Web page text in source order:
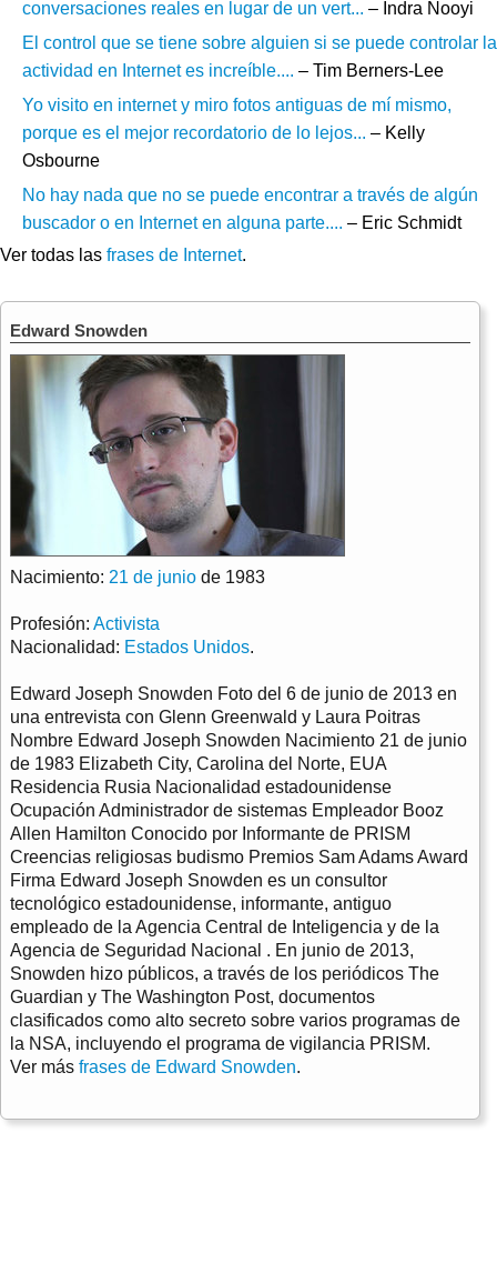
conversaciones reales en lugar de un vert... – Indra Nooyi
El control que se tiene sobre alguien si se puede controlar la
actividad en Internet es increíble.... – Tim Berners-Lee
Yo visito en internet y miro fotos antiguas de mí mismo,
porque es el mejor recordatorio de lo lejos... – Kelly
Osbourne
No hay nada que no se puede encontrar a través de algún
buscador o en Internet en alguna parte.... – Eric Schmidt
Ver todas las frases de Internet.
Edward Snowden
Nacimiento: 21 de junio de 1983
Profesión: Activista
Nacionalidad: Estados Unidos.
Edward Joseph Snowden Foto del 6 de junio de 2013 en
una entrevista con Glenn Greenwald y Laura Poitras
Nombre Edward Joseph Snowden Nacimiento 21 de junio
de 1983 Elizabeth City, Carolina del Norte, EUA
Residencia Rusia Nacionalidad estadounidense
Ocupación Administrador de sistemas Empleador Booz
Allen Hamilton Conocido por Informante de PRISM
Creencias religiosas budismo Premios Sam Adams Award
Firma Edward Joseph Snowden es un consultor
tecnológico estadounidense, informante, antiguo
empleado de la Agencia Central de Inteligencia y de la
Agencia de Seguridad Nacional . En junio de 2013,
Snowden hizo públicos, a través de los periódicos The
Guardian y The Washington Post, documentos
clasificados como alto secreto sobre varios programas de
la NSA, incluyendo el programa de vigilancia PRISM.
Ver más frases de Edward Snowden.